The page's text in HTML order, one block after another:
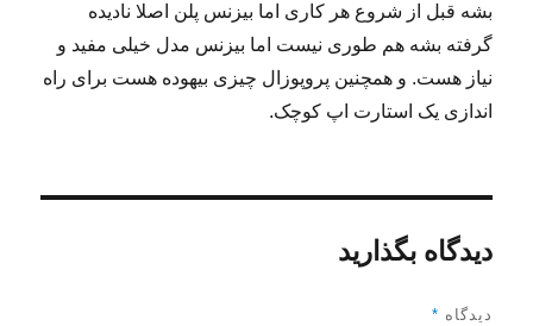
بشه قبل از شروع هر کاری اما بیزنس پلن اصلا نادیده
گرفته بشه هم طوری نیست اما بیزنس مدل خیلی مفید و
نیاز هست. و همچنین پروپوزال چیزی بیهوده هست برای راه
اندازی یک استارت اپ کوچک.
دیدگاه بگذارید
دیدگاه *